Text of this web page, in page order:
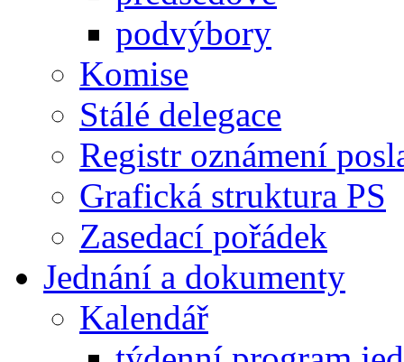
podvýbory
Komise
Stálé delegace
Registr oznámení
Grafická struktura PS
Zasedací pořádek
Jednání a dokumenty
Kalendář